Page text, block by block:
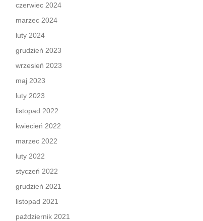
czerwiec 2024
marzec 2024
luty 2024
grudzień 2023
wrzesień 2023
maj 2023
luty 2023
listopad 2022
kwiecień 2022
marzec 2022
luty 2022
styczeń 2022
grudzień 2021
listopad 2021
październik 2021